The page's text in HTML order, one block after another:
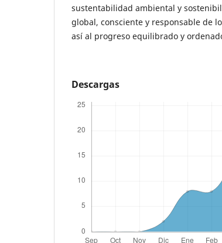
sustentabilidad ambiental y
global, consciente y responsable de
así al progreso equilibrado y
Descargas